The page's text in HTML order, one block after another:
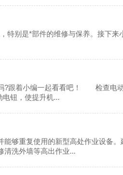
别是*部件的维修与保养。接下来
跟着小编一起看看吧！ 检查电动
钮，使提升机...
够重复使用的新型高处作业设备
清洗外墙等高出作业...